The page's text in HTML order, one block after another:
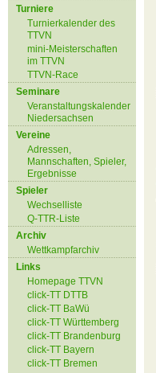
Turniere
Turnierkalender des
TTVN
mini-Meisterschaften
im TTVN
TTVN-Race
Seminare
Veranstaltungskalender
Niedersachsen
Vereine
Adressen,
Mannschaften, Spieler,
Ergebnisse
Spieler
Wechselliste
Q-TTR-Liste
Archiv
Wettkampfarchiv
Links
Homepage TTVN
click-TT DTTB
click-TT BaWü
click-TT Württemberg
click-TT Brandenburg
click-TT Bayern
click-TT Bremen